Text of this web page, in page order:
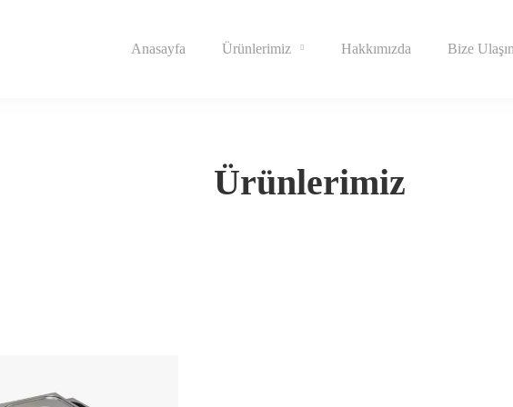
Anasayfa Ürünlerimiz Hakkımızda Bize Ulaşın
Ürünlerimiz